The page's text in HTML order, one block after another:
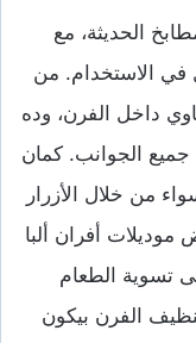
الحديثة، مع
الاستخدام. من
داخل الفرن، وده
الجوانب. كمان
من خلال الأزرار
أفران ألبا
تسوية الطعام
الفرن بيكون